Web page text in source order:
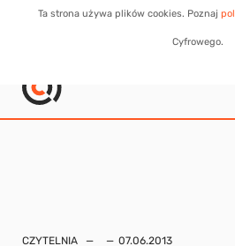
Ta strona używa plików cookies. Poznaj
Cyfrowego.
CZYTELNIA 07.06.2013